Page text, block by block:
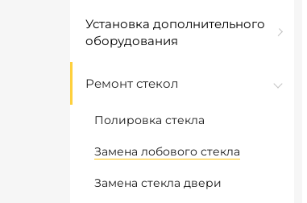
Установка дополнительного
оборудования
Ремонт стекол
Полировка стекла
Замена лобового стекла
Замена стекла двери